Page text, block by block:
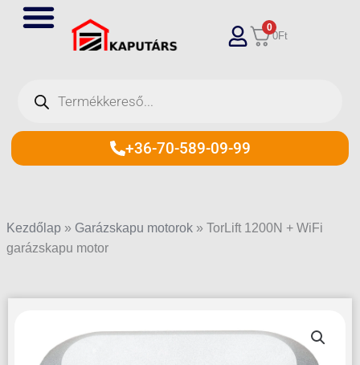
Skip
0
0Ft
+36-70-589-09-99
Kezdőlap » Garázskapu motorok » TorLift 1200N + WiFi
garázskapu motor